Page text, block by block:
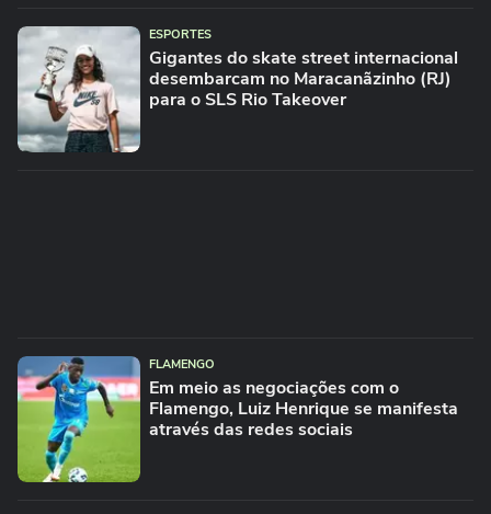
ESPORTES
Gigantes do skate street internacional
desembarcam no Maracanãzinho (RJ)
para o SLS Rio Takeover
FLAMENGO
Em meio as negociações com o
Flamengo, Luiz Henrique se manifesta
através das redes sociais